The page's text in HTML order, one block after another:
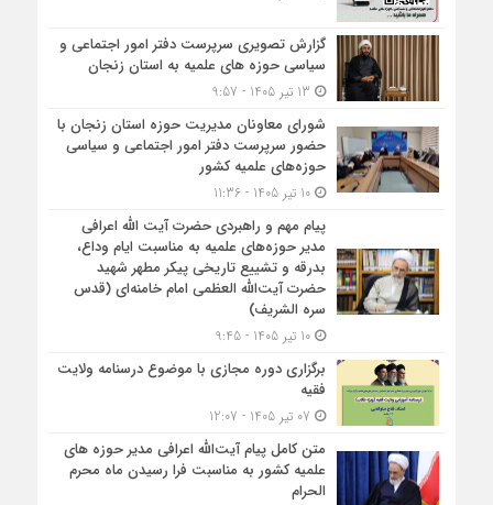
گزارش تصویری سرپرست دفتر امور اجتماعی و
سیاسی حوزه های علمیه به استان زنجان
شورای معاونان مدیریت حوزه استان زنجان با
حضور سرپرست دفتر امور اجتماعی و سیاسی
حوزه‌های علمیه کشور
10 تیر 1405 - 11:36
پیام مهم و راهبردی حضرت آیت الله اعرافی
مدیر حوزه‌های علمیه به مناسبت ایام وداع،
بدرقه و تشییع تاریخی پیکر مطهر شهید
حضرت آیت‌الله العظمی امام خامنه‌ای (قدس
سره الشریف)
10 تیر 1405 - 9:45
برگزاری دوره مجازی با موضوع درسنامه ولایت
فقیه
متن کامل پیام آیت‌الله اعرافی مدیر حوزه های
علمیه کشور به مناسبت فرا رسیدن ماه محرم
الحرام